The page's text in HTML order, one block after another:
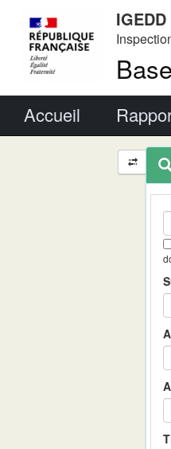
IGEDD
Accueil
et